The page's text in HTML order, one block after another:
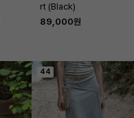
rt (Black)
89,000원
44